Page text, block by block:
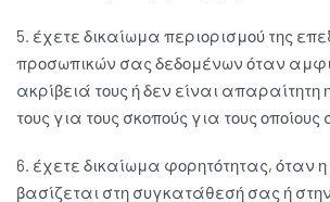
5. έχετε δικαίωμα περιορισμού της
προσωπικών σας δεδομένων όταν
ακρίβειά τους ή δεν είναι
τους για τους σκοπούς για τους
6. έχετε δικαίωμα φορητότητας, όταν
βασίζεται στη συγκατάθεσή σας ή